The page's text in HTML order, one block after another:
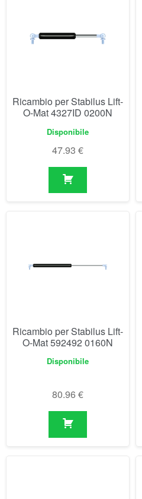
Ricambio per Stabilus Lift-
O-Mat 4327ID 0200N
Disponibile
47.93 €
Ricambio per Stabilus Lift-
O-Mat 592492 0160N
Disponibile
80.96 €